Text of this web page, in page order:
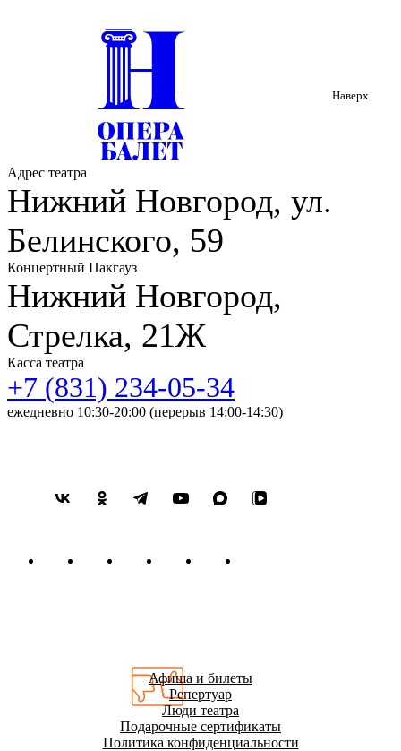
Наверх
Адрес театра
Нижний Новгород, ул.
Белинского, 59
Концертный Пакгауз
Нижний Новгород,
Стрелка, 21Ж
Касса театра
+7 (831) 234-05-34
ежедневно 10:30-20:00 (перерыв 14:00-14:30)
Афиша и билеты
Репертуар
Люди театра
Подарочные сертификаты
Политика конфиденциальности